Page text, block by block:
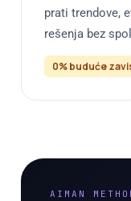
prati trendove,
rešenja bez
0% buduće
AIMAN